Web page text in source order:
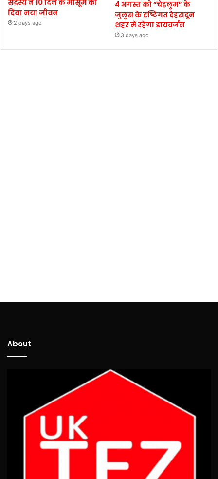
सदस्य ने 10 दिन के मासूम को
दिया नया जीवन
2 days ago
4 अगस्त को “चेहलुम” के
जुलूस के दृष्टिगत देहरादून
शहर में रहेगा डायवर्जन
3 days ago
About